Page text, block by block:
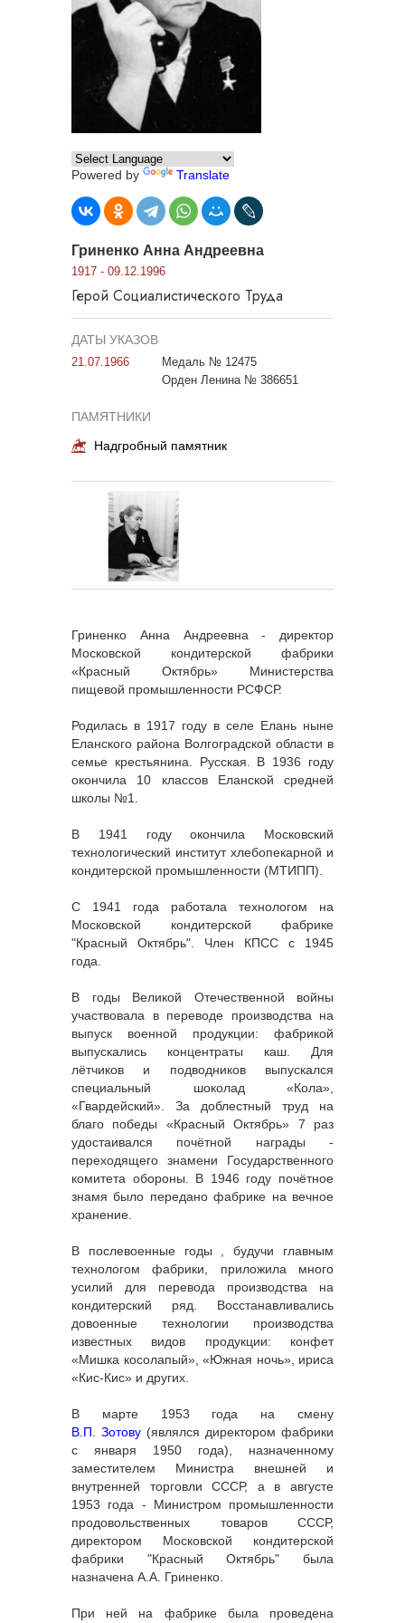
Powered by Translate
Гриненко Анна Андреевна
1917 - 09.12.1996
Герой Социалистического Труда
ДАТЫ УКАЗОВ
21.07.1966
Медаль № 12475
Орден Ленина № 386651
ПАМЯТНИКИ
Надгробный памятник
Гриненко Анна Андреевна - директор
Московской кондитерской фабрики
«Красный Октябрь» Министерства
пищевой промышленности РСФСР.
Родилась в 1917 году в селе Елань ныне
Еланского района Волгоградской области в
семье крестьянина. Русская. В 1936 году
окончила 10 классов Еланской средней
школы №1.
В 1941 году окончила Московский
технологический институт хлебопекарной и
кондитерской промышленности (МТИПП).
С 1941 года работала технологом на
Московской кондитерской фабрике
"Красный Октябрь". Член КПСС с 1945
года.
В годы Великой Отечественной войны
участвовала в переводе производства на
выпуск военной продукции: фабрикой
выпускались концентраты каш. Для
лётчиков и подводников выпускался
специальный шоколад «Кола»,
«Гвардейский». За доблестный труд на
благо победы «Красный Октябрь» 7 раз
удостаивался почётной награды -
переходящего знамени Государственного
комитета обороны. В 1946 году почётное
знамя было передано фабрике на вечное
хранение.
В послевоенные годы , будучи главным
технологом фабрики, приложила много
усилий для перевода производства на
кондитерский ряд. Восстанавливались
довоенные технологии производства
известных видов продукции: конфет
«Мишка косолапый», «Южная ночь», ириса
«Кис-Кис» и других.
В марте 1953 года на смену
В.П. Зотову (являлся директором фабрики
с января 1950 года), назначенному
заместителем Министра внешней и
внутренней торговли СССР, а в августе
1953 года - Министром промышленности
продовольственных товаров СССР,
директором Московской кондитерской
фабрики "Красный Октябрь" была
назначена А.А. Гриненко.
При ней на фабрике была проведена